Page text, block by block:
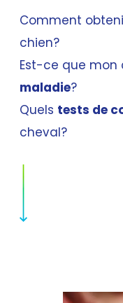
Comment
chien?
Est-ce que mon
maladie?
Quels tests de
cheval?